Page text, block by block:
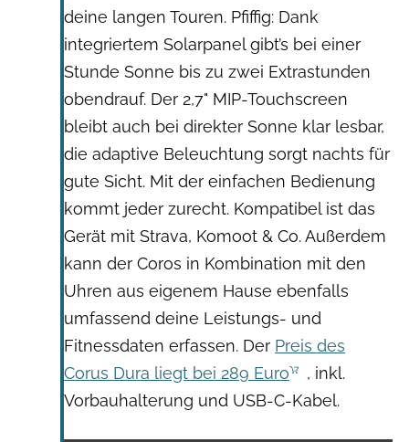
deine langen Touren. Pfiffig: Dank
integriertem Solarpanel gibt’s bei einer
Stunde Sonne bis zu zwei Extrastunden
obendrauf. Der 2,7" MIP-Touchscreen
bleibt auch bei direkter Sonne klar lesbar,
die adaptive Beleuchtung sorgt nachts für
gute Sicht. Mit der einfachen Bedienung
kommt jeder zurecht. Kompatibel ist das
Gerät mit Strava, Komoot & Co. Außerdem
kann der Coros in Kombination mit den
Uhren aus eigenem Hause ebenfalls
umfassend deine Leistungs- und
Fitnessdaten erfassen. Der Preis des
Corus Dura liegt bei 289 Euro
, inkl.
Vorbauhalterung und USB-C-Kabel.